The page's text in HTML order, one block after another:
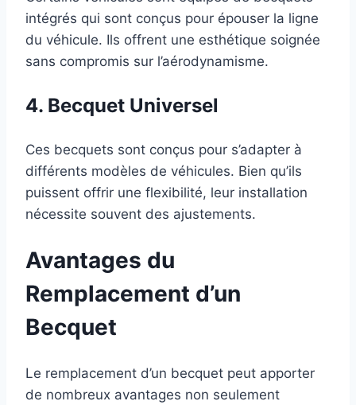
intégrés qui sont conçus pour épouser la ligne
du véhicule. Ils offrent une esthétique soignée
sans compromis sur l’aérodynamisme.
4. Becquet Universel
Ces becquets sont conçus pour s’adapter à
différents modèles de véhicules. Bien qu’ils
puissent offrir une flexibilité, leur installation
nécessite souvent des ajustements.
Avantages du
Remplacement d’un
Becquet
Le remplacement d’un becquet peut apporter
de nombreux avantages non seulement